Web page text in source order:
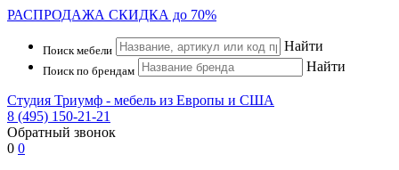
РАСПРОДАЖА СКИДКА до 70%
Поиск мебели Найти
Поиск по брендам Найти
Студия Триумф - мебель из Европы и США
8 (495) 150-21-21
Обратный звонок
0 0